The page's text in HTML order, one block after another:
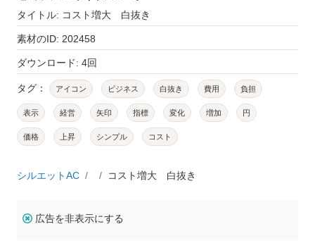
タイトル: コスト増大 白抜き
素材のID: 202458
ダウンロード: 4回
タグ： アイコン ビジネス 白抜き 費用 負担
表示 経営 矢印 指標 変化 増加 円
価格 上昇 シンプル コスト
シルエットAC コスト増大 白抜き
広告を非表示にする